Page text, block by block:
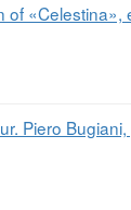
of «Celestina»,
Piero Bugiani,